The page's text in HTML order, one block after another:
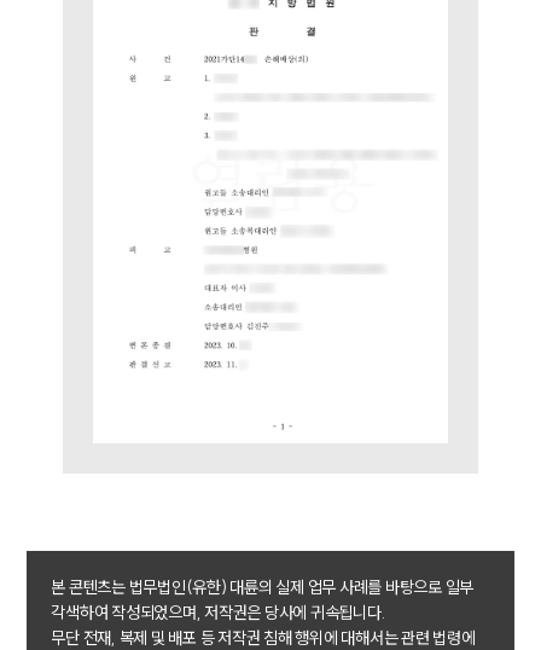
본 콘텐츠는 법무법인(유한) 대륜의 실제 업무 사례를 바탕으로 일부
각색하여 작성되었으며, 저작권은 당사에 귀속됩니다.
무단 전재, 복제 및 배포 등 저작권 침해 행위에 대해서는 관련 법령에